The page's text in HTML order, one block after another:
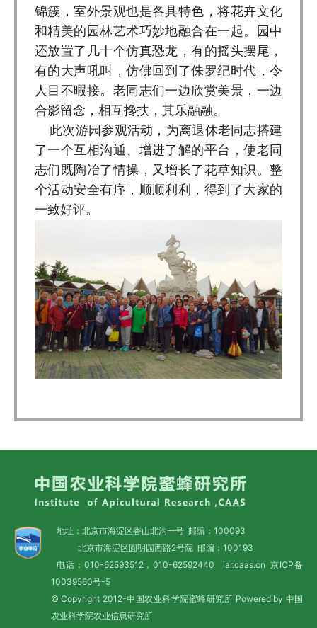
锦簇，室外景观也是各具特色，将花卉文化
和精美的园林艺术巧妙地融合在一起。园中
还放置了几十个仿真恐龙，有的摇头摆尾，
有的大声吼叫，仿佛回到了侏罗纪时代，令
人目不暇接。老同志们一边欣赏美景，一边
合影留念，相互搀扶，其乐融融。
此次游园参观活动，为离退休老同志搭建
了一个互相沟通、增进了解的平台，使老同
志们既陶冶了情操，又增长了花草知识。整
个活动安全有序，顺顺利利，得到了大家的
一致好评。
地址：北京市海淀区香山北沟一号 邮编：100093
北京市海淀区圆明园西路2号院 邮编：100193
电话：010-62593512，010-62592440 iar.caas.cn 京ICP备
10039560号-5
© Copyright 2012-中国农业科学院蜜蜂研究所 Powered by 中国
农业科学院农业信息研究所